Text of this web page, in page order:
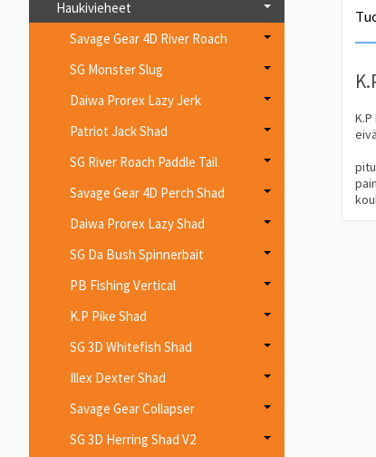
Haukivieheet
Savage Gear 4D River Roach
SG Monster Slug
Daiwa Prorex Lazy Jerk
Patriot Jack Shad
SG River Roach Paddle Tail
Savage Gear 4D Perch Shad
Daiwa Prorex Lazy Shad
SG Da Bush Spinnerbait
PB Fishing Vertical
K.P Pike Shad
SG 3D Whitefish Shad
Illex Dexter Shad
Savage Gear Collapser
SG 3D Herring Shad V2